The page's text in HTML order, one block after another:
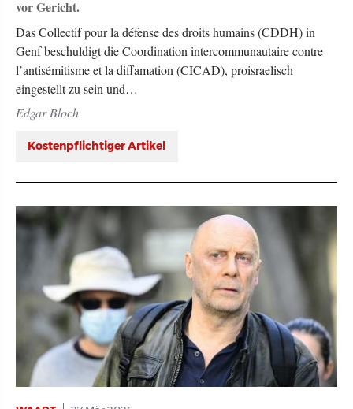
vor Gericht.
Das Collectif pour la défense des droits humains (CDDH) in
Genf beschuldigt die Coordination intercommunautaire contre
l’antisémitisme et la diffamation (CICAD), proisraelisch
eingestellt zu sein und…
Edgar Bloch
Kostenpflichtiger Artikel